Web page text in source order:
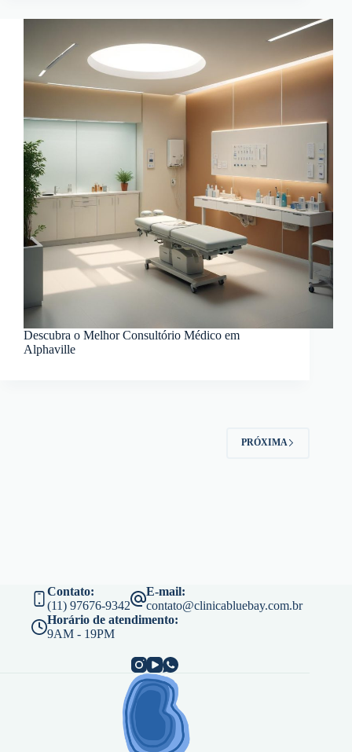
Descubra o Melhor Consultório Médico em
Alphaville
PRÓXIMA
Contato:
(11) 97676-9342
E-mail:
contato@clinicabluebay.com.br
Horário de atendimento:
9AM - 19PM